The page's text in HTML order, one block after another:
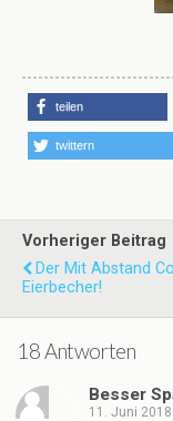
teilen
twittern
Vorheriger Beitrag
Der Mit Abstand
Eierbecher!
18 Antworten
Besser
11. Juni 2018